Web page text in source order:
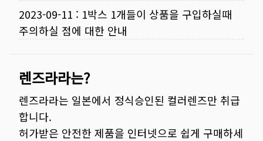
2023-09-11 : 1박스 1개들이 상품을 구입하실때
주의하실 점에 대한 안내
렌즈라라는?
렌즈라라는 일본에서 정식승인된 컬러렌즈만 취급
합니다.
허가받은 안전한 제품을 인터넷으로 쉽게 구매하세